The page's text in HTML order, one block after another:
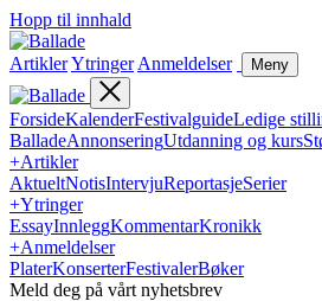
Hopp til innhald
ArtiklerYtringer Anmeldelser Meny
ForsideKalenderFestivalguideLedige
BalladeAnnonseringUtdanning og kurs
+Artikler
AktueltNotisIntervjuReportasjeSerier
+Ytringer
EssayInnleggKommentarKronikk
+Anmeldelser
PlaterKonserterFestivalerBøker
Meld deg på vårt nyhetsbrev